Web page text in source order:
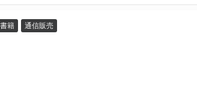
書籍 通信販売